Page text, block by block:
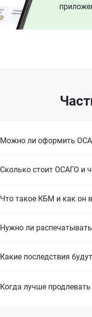
Можно ли оформить
Сколько стоит ОСАГО и
Что такое КБМ и как он
Нужно ли
Какие последствия
Когда лучше